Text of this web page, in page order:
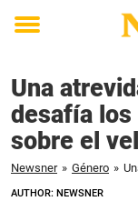
Toggle
Una
desafía los
sobre el
Newsner » Género »
AUTHOR: NEWSNER